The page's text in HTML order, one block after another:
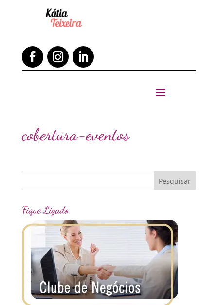
cobertura-eventos
Fique Ligado